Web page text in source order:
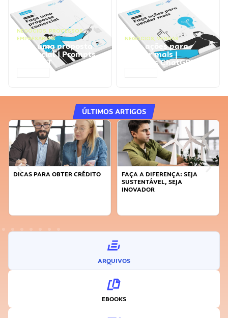
NEGÓCIOS, PROCESSOS
EMPRESARIAIS
Faça uma proposta
comercial | Prompts
ChatGPT
NEGÓCIOS, VENDAS
Faça ações para
vender mais |
Prompts ChatGPT
ÚLTIMOS ARTIGOS
DICAS PARA OBTER CRÉDITO
FAÇA A DIFERENÇA: SEJA
SUSTENTÁVEL, SEJA
INOVADOR
ARQUIVOS
EBOOKS